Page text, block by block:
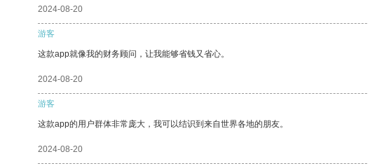
2024-08-20
游客
这款app就像我的财务顾问，让我能够省钱又省心。
2024-08-20
游客
这款app的用户群体非常庞大，我可以结识到来自世界各地的朋友。
2024-08-20